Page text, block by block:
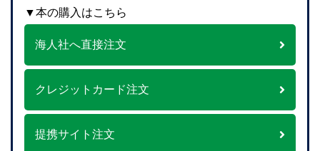
▼本の購入はこちら
海人社へ直接注文
クレジットカード注文
提携サイト注文